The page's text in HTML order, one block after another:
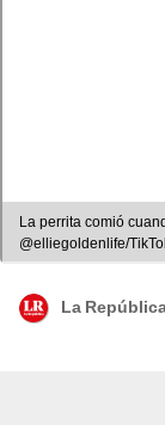
La perrita comió
@elliegoldenlife/
La